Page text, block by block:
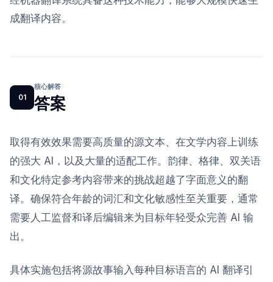
成翻译内容。
01
核心解答
答案
取得有效效果需要高质量的源文本、在文学内容上训练
的强大 AI，以及大量的适配工作。韵律、格律、双关语
和文化特定参考内容带来的挑战超越了字面意义的翻
译。确保符合年龄的词汇和文化敏感性至关重要，通常
需要人工监督和译后编辑来为目标年轻受众完善 AI 输
出。
具体实施包括将源故事输入每种目标语言的 AI 翻译引